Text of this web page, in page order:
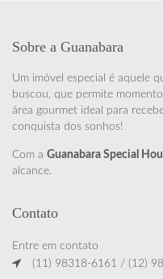
Sobre a Guanabara
Um imóvel especial é aquele
buscou, que permite
área gourmet ideal para
conquista dos sonhos!
Com a Guanabara Special
alcance.
Contato
Entre em contato
(11) 98318-6161 / (12)